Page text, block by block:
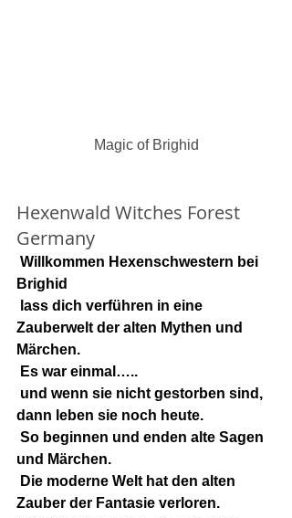
Magic of Brighid
Hexenwald Witches Forest
Germany
Brighid
Zauberwelt der alten Mythen und
Märchen.
Es war einmal…..
dann leben sie noch heute.
und Märchen.
Zauber der Fantasie verloren.